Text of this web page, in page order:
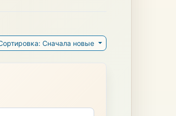
Сортировка: Сначала новые